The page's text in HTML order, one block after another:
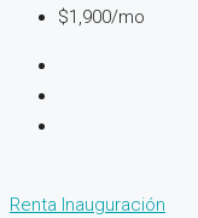
$1,900/mo
Renta Inauguración